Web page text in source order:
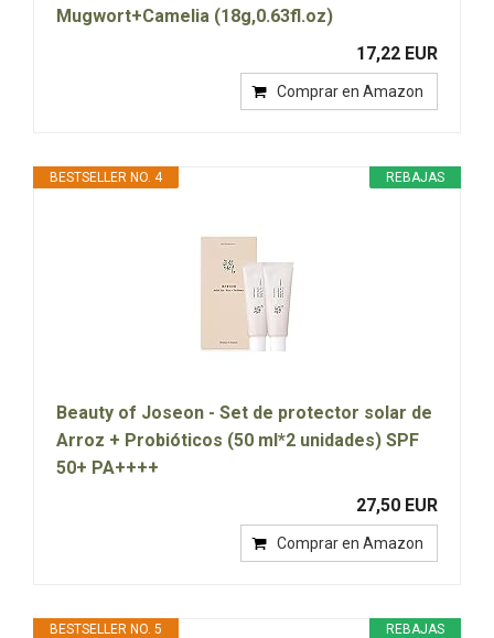
Mugwort+Camelia (18g,0.63fl.oz)
17,22 EUR
Comprar en Amazon
REBAJAS
BESTSELLER NO. 4
Beauty of Joseon - Set de protector solar de
Arroz + Probióticos (50 ml*2 unidades) SPF
50+ PA++++
27,50 EUR
Comprar en Amazon
REBAJAS
BESTSELLER NO. 5